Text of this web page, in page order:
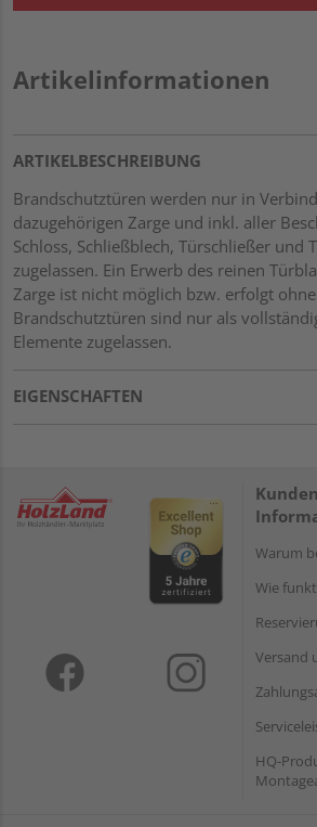
Artikelinformationen
ARTIKELBESCHREIBUNG
Brandschutztüren werden nur in
dazugehörigen Zarge und inkl. aller
Schloss, Schließblech, Türschließer und
zugelassen. Ein Erwerb des reinen
Zarge ist nicht möglich bzw. erfolgt
Brandschutztüren sind nur als
Elemente zugelassen.
EIGENSCHAFTEN
Warum
Wie
Versand
HQ-